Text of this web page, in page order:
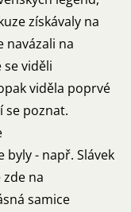
získávaly na
navázali na
se viděli
viděla poprvé
se poznat.
byly - např. Slávek
na
samice